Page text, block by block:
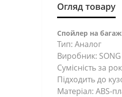
Огляд товару
Спойлер на
Тип: Аналог
Виробник: SONG
Сумісність за
Підходить до
Матеріал: ABS-